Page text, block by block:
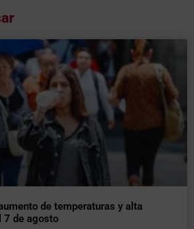
de temperaturas y alta
7 de agosto